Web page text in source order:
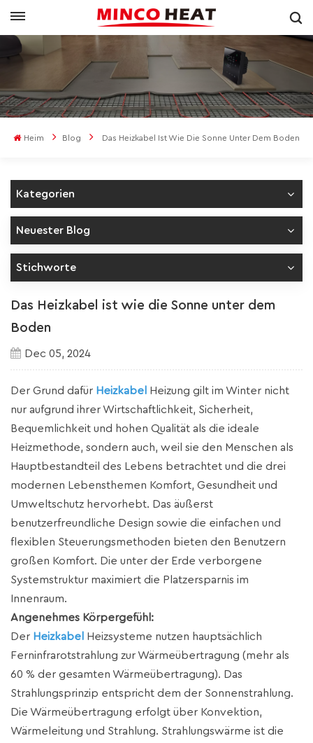
Heim Blog Das Heizkabel Ist Wie Die Sonne Unter Dem Boden
Kategorien
Neuester Blog
Stichworte
Das Heizkabel ist wie die Sonne unter dem
Boden
Dec 05, 2024
Der Grund dafür Heizkabel
Heizung gilt im Winter nicht
nur aufgrund ihrer Wirtschaftlichkeit, Sicherheit,
Bequemlichkeit und hohen Qualität als die ideale
Heizmethode, sondern auch, weil sie den Menschen als
Hauptbestandteil des Lebens betrachtet und die drei
modernen Lebensthemen Komfort, Gesundheit und
Umweltschutz hervorhebt. Das äußerst
benutzerfreundliche Design sowie die einfachen und
flexiblen Steuerungsmethoden bieten den Benutzern
großen Komfort. Die unter der Erde verborgene
Systemstruktur maximiert die Platzersparnis im
Innenraum.
Angenehmes Körpergefühl:
Der Heizkabel
Heizsysteme nutzen hauptsächlich
Ferninfrarotstrahlung zur Wärmeübertragung (mehr als
60 % der gesamten Wärmeübertragung). Das
Strahlungsprinzip entspricht dem der Sonnenstrahlung.
Die Wärmeübertragung erfolgt über Konvektion,
Wärmeleitung und Strahlung. Strahlungswärme ist die